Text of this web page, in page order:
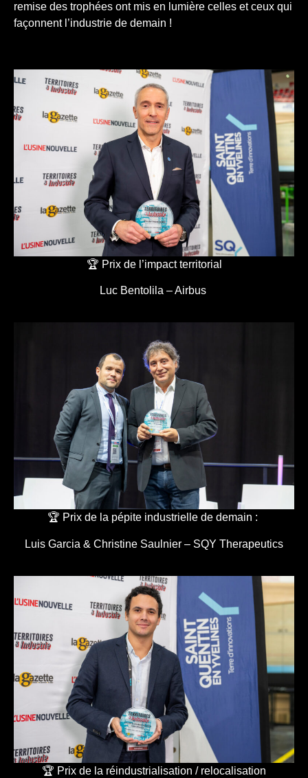
remise des trophées ont mis en lumière celles et ceux qui
façonnent l’industrie de demain !
🏆 Prix de l’impact territorial
Luc Bentolila – Airbus
🏆 Prix de la pépite industrielle de demain :
Luis Garcia & Christine Saulnier – SQY Therapeutics
🏆 Prix de la réindustrialisation / relocalisation